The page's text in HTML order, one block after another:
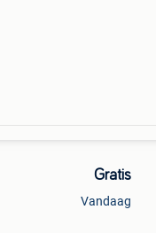
Gratis
Vandaag